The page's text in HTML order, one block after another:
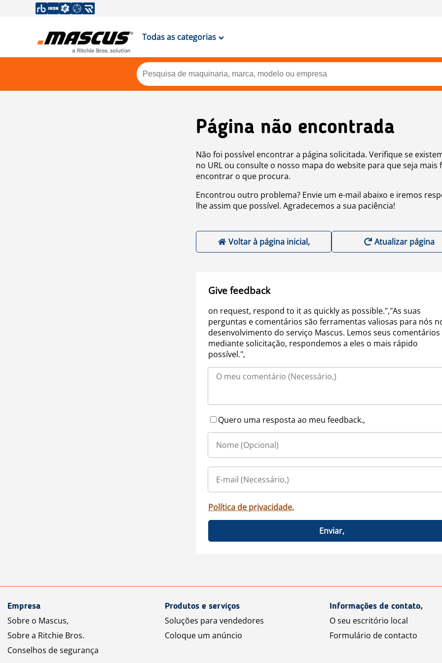
Todas as categorias
Página não encontrada
Não foi possível encontrar a página solicitada. Verifique se
no URL ou consulte o nosso mapa do website para que seja mais
encontrar o que procura.
Encontrou outro problema? Envie um e-mail abaixo e iremos
lhe assim que possível. Agradecemos a sua paciência!
Voltar à página inicial, Atualizar página
Give feedback
on request, respond to it as quickly as possible.","As suas
perguntas e comentários são ferramentas valiosas para nós
desenvolvimento do serviço Mascus. Lemos seus comentários
mediante solicitação, respondemos a eles o mais rápido
possível.",
Quero uma resposta ao meu feedback.,
Política de privacidade,
Enviar,
Empresa
Sobre o Mascus,
Sobre a Ritchie Bros.
Conselhos de segurança
Produtos e serviços
Soluções para vendedores
Coloque um anúncio
Informações de contato,
O seu escritório local
Formulário de contacto